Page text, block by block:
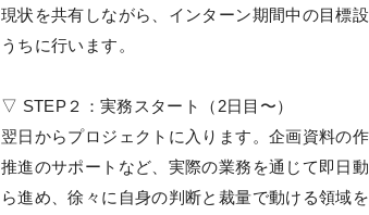
現状を共有しながら、インターン期間中の目標
うちに行います。
▽ STEP２：実務スタート（2日目〜）
翌日からプロジェクトに入ります。企画資料の
推進のサポートなど、実際の業務を通じて即日
ら進め、徐々に自身の判断と裁量で動ける領域を